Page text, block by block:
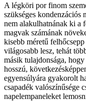
A légköri por finom
szükséges kondenzációs
nem alakulhatnának ki a
magvak számának
kisebb méretű
világosabb lesz, tehát
másik tulajdonsága,
hosszú,
egyensúlyára gyakorolt
csapadék valószínűsége
napelempaneleket